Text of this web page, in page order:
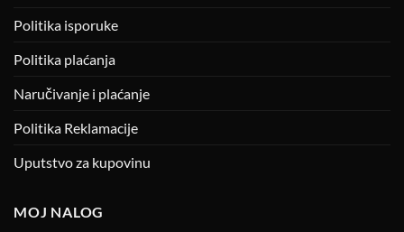
Politika isporuke
Politika plaćanja
Naručivanje i plaćanje
Politika Reklamacije
Uputstvo za kupovinu
MOJ NALOG